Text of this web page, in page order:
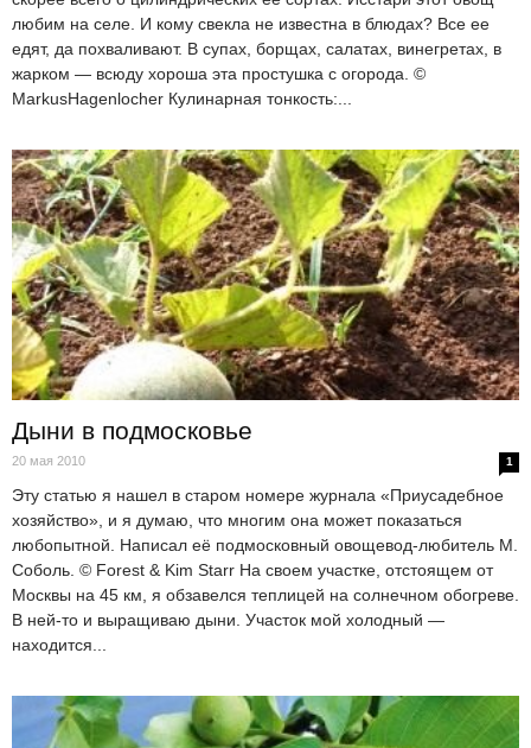
любим на селе. И кому свекла не известна в блюдах? Все ее
едят, да похваливают. В супах, борщах, салатах, винегретах, в
жарком — всюду хороша эта простушка с огорода. ©
MarkusHagenlocher Кулинарная тонкость:...
Дыни в подмосковье
20 мая 2010 1
Эту статью я нашел в старом номере журнала «Приусадебное
хозяйство», и я думаю, что многим она может показаться
любопытной. Написал её подмосковный овощевод-любитель М.
Соболь. © Forest & Kim Starr На своем участке, отстоящем от
Москвы на 45 км, я обзавелся теплицей на солнечном обогреве.
В ней-то и выращиваю дыни. Участок мой холодный —
находится...